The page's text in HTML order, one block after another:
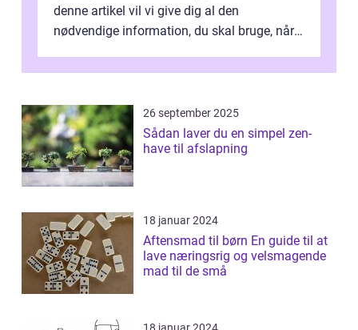
denne artikel vil vi give dig al den
nødvendige information, du skal bruge, når
26 september 2025
Sådan laver du en simpel zen-
have til afslapning
18 januar 2024
Aftensmad til børn En guide til at
lave næringsrig og velsmagende
mad til de små